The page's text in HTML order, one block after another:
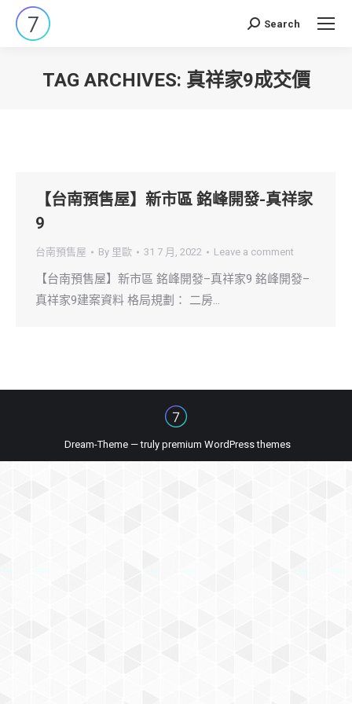
Search:
Search
TAG ARCHIVES: 真祥家9成交價
【台南預售屋】新市區 銘峰開發-真祥家
9
台南預售屋 By 里歐 31 7 月, 2022 Leave a comment
【台南預售屋】新市區 銘峰開發–真祥家9 銘峰開發–
真祥家9建案資料 格局規劃： 二房…
Dream-Theme — truly premium WordPress themes